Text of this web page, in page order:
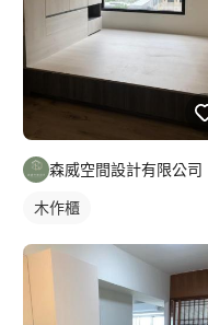
森威空間設計有限公司
木作櫃